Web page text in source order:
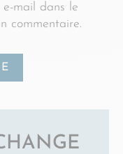
mail dans le
commentaire.